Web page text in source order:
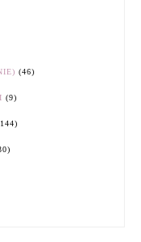
(46)
(9)